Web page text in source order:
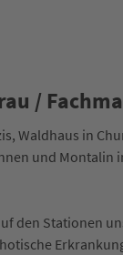
/
Waldhaus in
und Montalin
den Stationen